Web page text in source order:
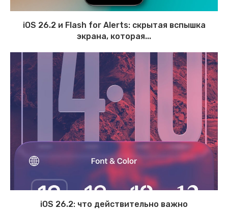
iOS 26.2 и Flash for Alerts: скрытая вспышка
экрана, которая...
iOS 26.2: что действительно важно